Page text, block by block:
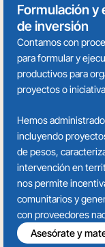
Formulación y
de inversión
Contamos con
para formular y
productivos para
proyectos o
Hemos
incluyendo
de pesos,
intervención en
nos permite
comunitarios y
con proveedores
Asesórate y